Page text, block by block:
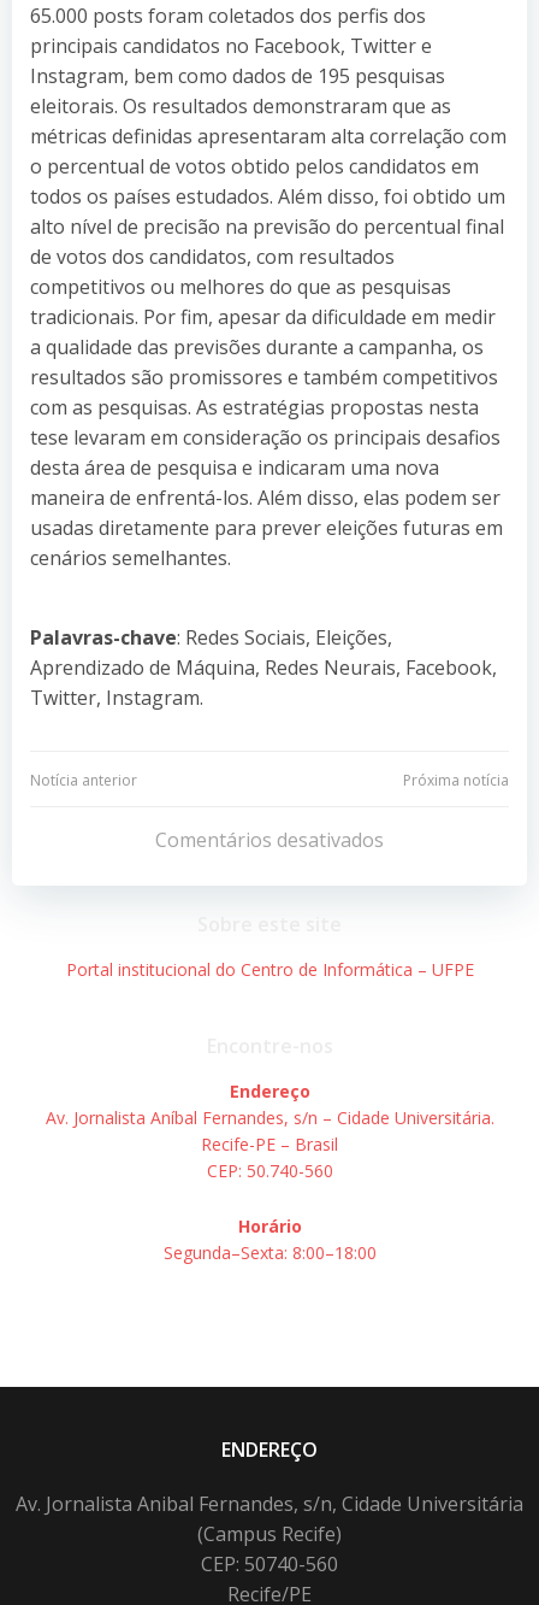
65.000 posts foram coletados dos perfis dos
principais candidatos no Facebook, Twitter e
Instagram, bem como dados de 195 pesquisas
eleitorais. Os resultados demonstraram que as
métricas definidas apresentaram alta correlação com
o percentual de votos obtido pelos candidatos em
todos os países estudados. Além disso, foi obtido um
alto nível de precisão na previsão do percentual final
de votos dos candidatos, com resultados
competitivos ou melhores do que as pesquisas
tradicionais. Por fim, apesar da dificuldade em medir
a qualidade das previsões durante a campanha, os
resultados são promissores e também competitivos
com as pesquisas. As estratégias propostas nesta
tese levaram em consideração os principais desafios
desta área de pesquisa e indicaram uma nova
maneira de enfrentá-los. Além disso, elas podem ser
usadas diretamente para prever eleições futuras em
cenários semelhantes.
Palavras-chave: Redes Sociais, Eleições,
Aprendizado de Máquina, Redes Neurais, Facebook,
Twitter, Instagram.
Navegação
Post
Notícia anterior
Navegação
de
Post
Próxima notícia
Comentários desativados
Portal institucional do Centro de Informática – UFPE
Endereço
Av. Jornalista Aníbal Fernandes, s/n – Cidade Universitária.
Recife-PE – Brasil
CEP: 50.740-560
Horário
Segunda–Sexta: 8:00–18:00
ENDEREÇO
Av. Jornalista Anibal Fernandes, s/n, Cidade Universitária
(Campus Recife)
CEP: 50740-560
Recife/PE